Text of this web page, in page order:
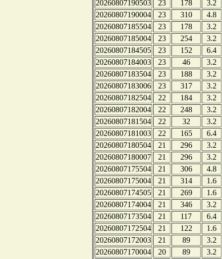
20260807190503 23 178
3.2
20260807190004
23 310
4.8
20260807185504
23 178
3.2
20260807185004
23 254
3.2
20260807184505
23 152
6.4
20260807184003
23 46
3.2
20260807183504
23 188
3.2
20260807183006
23 317
3.2
20260807182504
22 184
3.2
20260807182004
22 248
3.2
20260807181504
22 32
3.2
20260807181003
22 165
6.4
20260807180504
21 296
3.2
20260807180007
21 296
3.2
20260807175504
21 306
4.8
20260807175004
21 314
1.6
20260807174505
21 269
1.6
20260807174004
21 346
3.2
20260807173504
21 117
6.4
20260807172504
21 122
1.6
20260807172003
21 89
3.2
20260807170004
20 89
3.2